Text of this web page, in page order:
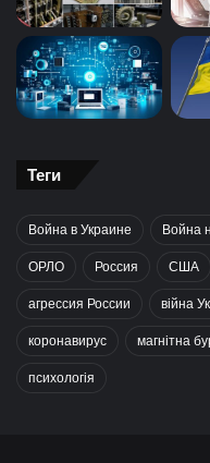
Теги
Война в Украине Война
ОРЛО Россия США
агрессия России війна
коронавирус магнітна
психологія